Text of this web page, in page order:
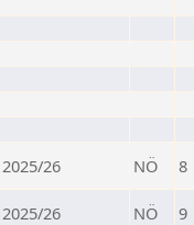
26 NÖ 8
26 NÖ 9